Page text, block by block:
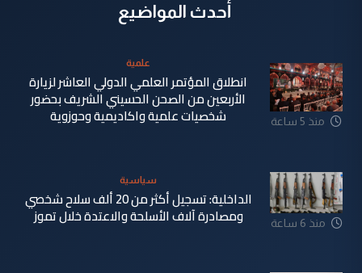
أحدث المواضيع
منذ 5 ساعة
علمية
انطلاق المؤتمر العلمي الدولي العاشر لزيارة
الأربعين من الصحن الحسيني الشريف بحضور
شخصيات علمية واكاديمية وحوزوية
منذ 6 ساعة
سياسية
الداخلية: تسجيل أكثر من 20 ألف سلاح شخصي
ومصادرة آلاف الأسلحة والاعتدة خلال تموز